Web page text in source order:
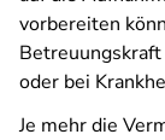
vorbereiten
Betreuungskraft
oder bei
Je mehr die